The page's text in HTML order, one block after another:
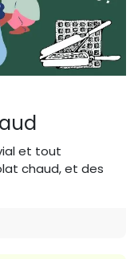
et tout
chaud, et des